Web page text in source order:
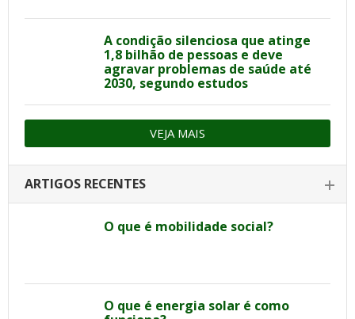
A condição silenciosa que atinge
1,8 bilhão de pessoas e deve
agravar problemas de saúde até
2030, segundo estudos
VEJA MAIS
ARTIGOS RECENTES
O que é mobilidade social?
O que é energia solar é como